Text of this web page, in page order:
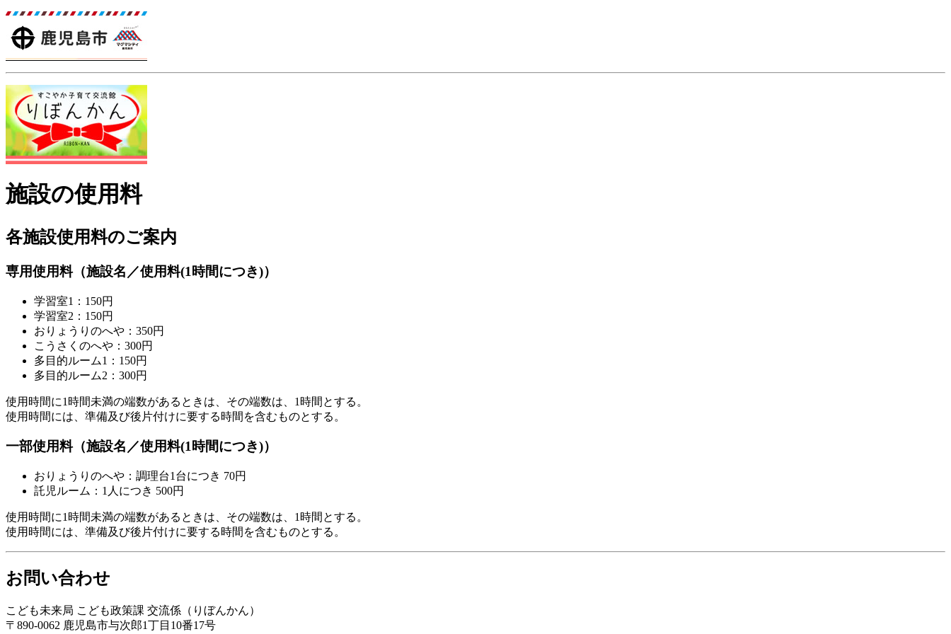
施設の使用料
各施設使用料のご案内
専用使用料（施設名／使用料(1時間につき)）
学習室1：150円
学習室2：150円
おりょうりのへや：350円
こうさくのへや：300円
多目的ルーム1：150円
多目的ルーム2：300円
使用時間に1時間未満の端数があるときは、その端数は、1時間とする。
使用時間には、準備及び後片付けに要する時間を含むものとする。
一部使用料（施設名／使用料(1時間につき)）
おりょうりのへや：調理台1台につき 70円
託児ルーム：1人につき 500円
使用時間に1時間未満の端数があるときは、その端数は、1時間とする。
使用時間には、準備及び後片付けに要する時間を含むものとする。
お問い合わせ
こども未来局 こども政策課 交流係（りぼんかん）
〒890-0062 鹿児島市与次郎1丁目10番17号